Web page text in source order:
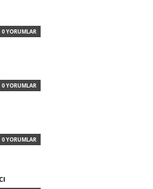
0 YORUMLAR
0 YORUMLAR
0 YORUMLAR